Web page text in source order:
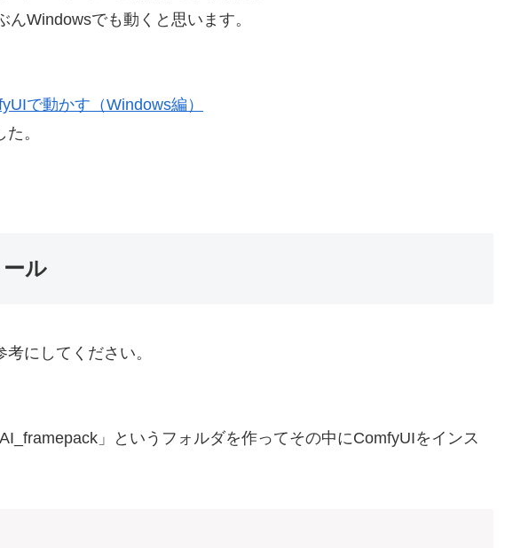
Windowsでも動くと思います。
で動かす（Windows編）
。
ル
考にしてください。
」というフォルダを作ってその中にComfyUIをインス